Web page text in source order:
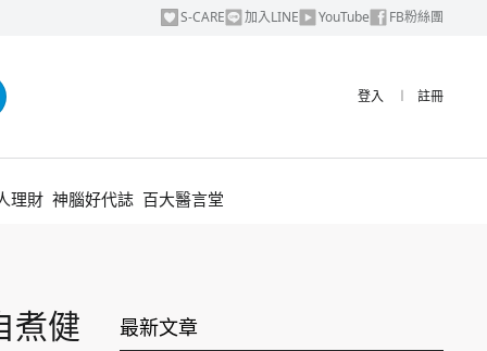
S-CARE 加入LINE YouTube FB粉絲團
登入 ︱ 註冊
理財 神腦好代誌 百大醫言堂
煮健
最新文章